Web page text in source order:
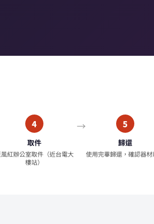
4
取件
風紅辦公室取件（近台電大
樓站）
5
歸還
使用完畢歸還，確認器材